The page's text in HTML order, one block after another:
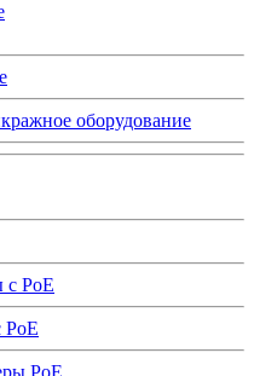
оборудование
с РоЕ
PoE
РоЕ